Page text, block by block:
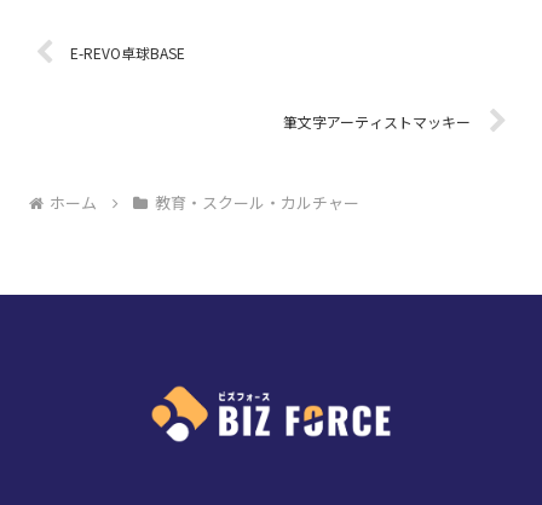
E-REVO卓球BASE
筆文字アーティストマッキー
ホーム 教育・スクール・カルチャー